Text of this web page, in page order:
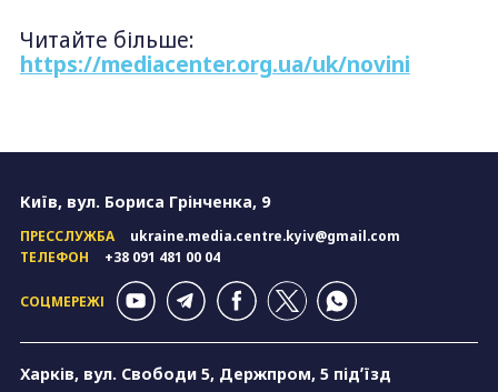
Читайте більше:
https://mediacenter.org.ua/uk/novini
Київ, вул. Бориса Грінченка, 9
ПРЕССЛУЖБА
ukraine.media.centre.kyiv@gmail.com
ТЕЛЕФОН
+38 091 481 00 04
СОЦМЕРЕЖІ
Харків, вул. Свободи 5, Держпром, 5 підʼїзд